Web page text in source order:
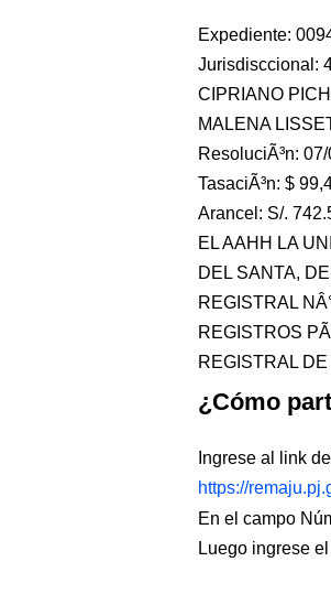
Expediente:
Jurisdisccional:
CIPRIANO
MALENA
ResoluciÃ³n:
TasaciÃ³n: $
Arancel: S/.
EL AAHH LA
DEL SANTA,
REGISTRAL
REGISTROS
REGISTRAL
¿Cómo
Ingrese al link
https://
En el campo
Luego ingrese